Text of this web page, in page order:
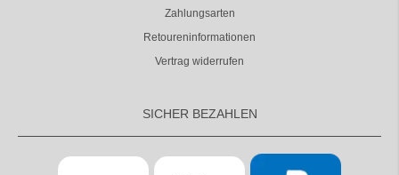
Zahlungsarten
Retoureninformationen
Vertrag widerrufen
SICHER BEZAHLEN